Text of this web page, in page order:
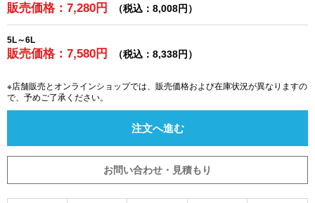
販売価格：7,280円 （税込：8,008円）
5L～6L
販売価格：7,580円 （税込：8,338円）
※店舗販売とオンラインショップでは、販売価格および在庫状況が異なりますの
で、予めご了承ください。
注文へ進む
お問い合わせ・見積もり